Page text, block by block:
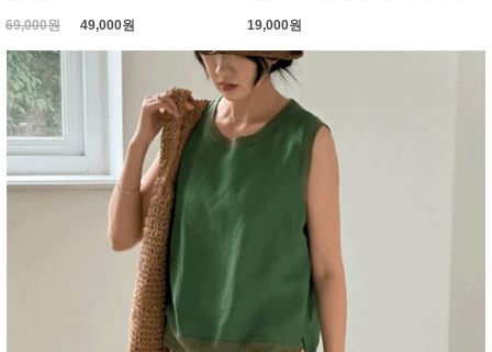
69,000원49,000원 19,000원